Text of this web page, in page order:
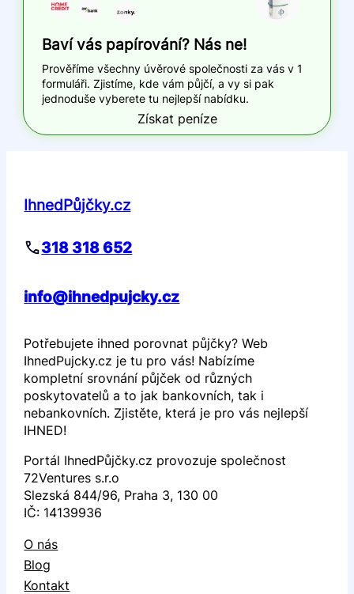
Baví vás papírování? Nás ne!
Prověříme všechny úvěrové společnosti za vás v 1
formuláři. Zjistíme, kde vám půjčí, a vy si pak
jednoduše vyberete tu nejlepší nabídku.
Získat peníze
IhnedPůjčky.cz
318 318 652
info@ihnedpujcky.cz
Potřebujete ihned porovnat půjčky? Web
IhnedPujcky.cz je tu pro vás! Nabízíme
kompletní srovnání půjček od různých
poskytovatelů a to jak bankovních, tak i
nebankovních. Zjistěte, která je pro vás nejlepší
IHNED!
Portál IhnedPůjčky.cz provozuje společnost
72Ventures s.r.o
Slezská 844/96, Praha 3, 130 00
IČ: 14139936
O nás
Blog
Kontakt